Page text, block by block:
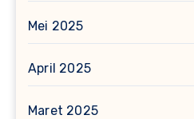
Mei 2025
April 2025
Maret 2025